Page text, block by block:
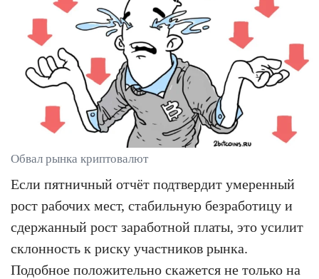
Обвал рынка криптовалют
Если пятничный отчёт подтвердит умеренный
рост рабочих мест, стабильную безработицу и
сдержанный рост заработной платы, это усилит
склонность к риску участников рынка.
Подобное положительно скажется не только на